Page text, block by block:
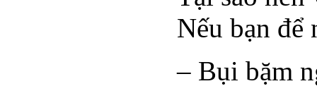
Nếu bạn để
– Bụi bặm